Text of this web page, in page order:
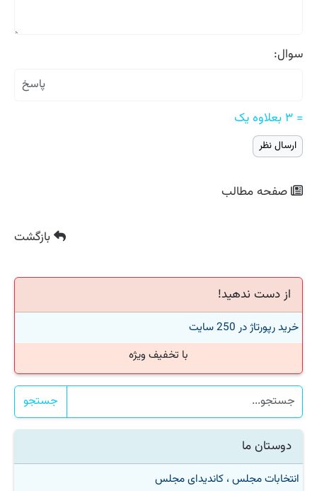
سوال:
= ۳ بعلاوه یک
صفحه مطالب
بازگشت
از دست ندهید!
خرید رپورتاژ در 250 سایت
با تخفیف ویژه
جستجو
دوستان ما
انتخابات مجلس ، کاندیدای مجلس